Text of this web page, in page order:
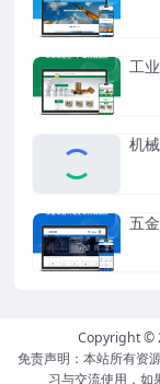
工
机
五
Copyright ©
免责声明：本站所有资
习与交流使用，如